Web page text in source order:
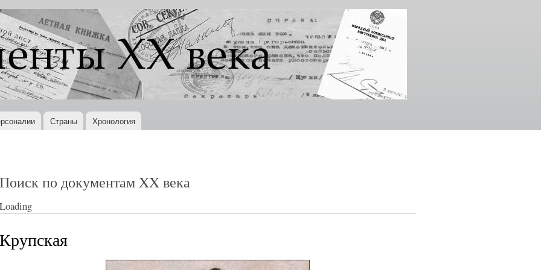
Перейти к
основному
содержанию
Страны Хронология
Поиск по документам XX века
Loading
Крупская